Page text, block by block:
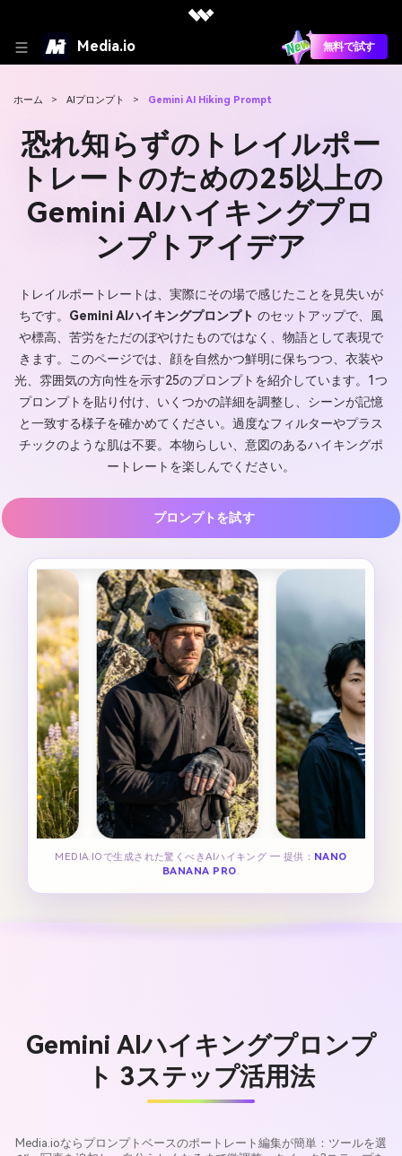
Media.io 無料で試す
ホーム > AIプロンプト > Gemini AI Hiking Prompt
恐れ知らずのトレイルポー
トレートのための25以上の
Gemini AIハイキングプロ
ンプトアイデア
トレイルポートレートは、実際にその場で感じたことを見失いが
ちです。 Gemini AIハイキングプロンプト のセットアップで、風
や標高、苦労をただのぼやけたものではなく、物語として表現で
きます。このページでは、顔を自然かつ鮮明に保ちつつ、衣装や
光、雰囲気の方向性を示す25のプロンプトを紹介しています。1つ
プロンプトを貼り付け、いくつかの詳細を調整し、シーンが記憶
と一致する様子を確かめてください。過度なフィルターやプラス
チックのような肌は不要。本物らしい、意図のあるハイキングポ
ートレートを楽しんでください。
プロンプトを試す
MEDIA.IOで生成された驚くべきAIハイキング ― 提供： NANO
BANANA PRO.
Gemini AIハイキングプロンプ
ト 3ステップ活用法
Media.ioならプロンプトベースのポートレート編集が簡単：ツールを選